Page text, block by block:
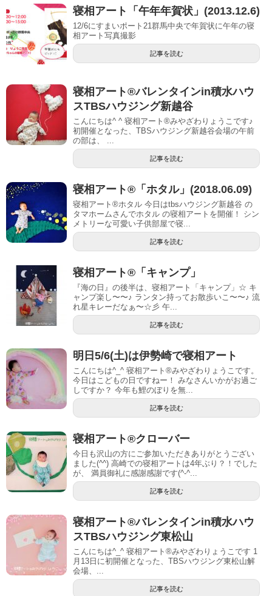
寝相アート「午年年賀状」(2013.12.6)
12/6にすまいポート21群馬中央で年賀状に午年の寝
相アート写真撮影
記事を読む
寝相アート®︎バレンタインin積水ハウ
スTBSハウジング新越谷
こんにちは^ ^ 寝相アート®︎みやざわりょうこです♪
初開催となった、TBSハウジング新越谷会場の午前
の部は、 ...
記事を読む
寝相アート®︎「ホタル」(2018.06.09)
寝相アート®︎ホタル 今日はtbsハウジング新越谷 の
タマホームさんでホタル の寝相アートを開催！ シン
メトリーな可愛い子供部屋で寝...
記事を読む
寝相アート®︎「キャンプ」
『海の日』の後半は、寝相アート「キャンプ」☆ キ
ャンプ楽し〜〜♪ ランタン持ってお散歩いこ〜〜♪ 流
れ星キレーだなぁ〜☆彡 午...
記事を読む
明日5/6(土)は伊勢崎で寝相アート
こんにちは^_^ 寝相アート®︎みやざわりょうこです。
今日はこどもの日ですねー！ みなさんいかがお過ご
しですか？ 今年も鯉のぼりを無...
記事を読む
寝相アート®︎クローバー
今日も沢山の方にご参加いただきありがとうござい
ました(^^) 高崎での寝相アートは4年ぶり？！でした
が、 満員御礼に感謝感謝です(^-^...
記事を読む
寝相アート®︎バレンタインin積水ハウ
スTBSハウジング東松山
こんにちは^_^ 寝相アート®︎みやざわりょうこです 1
月13日に初開催となった、TBSハウジング東松山解
会場、...
記事を読む